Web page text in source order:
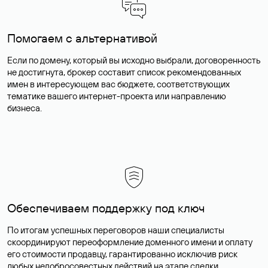
Помогаем с альтернативой
Если по домену, который вы исходно выбрали, договоренность
не достигнута, брокер составит список рекомендованных
имен в интересующем вас бюджете, соответствующих
тематике вашего интернет-проекта или направлению
бизнеса.
Обеспечиваем поддержку под ключ
По итогам успешных переговоров наши специалисты
скоординируют переоформление доменного имени и оплату
его стоимости продавцу, гарантированно исключив риск